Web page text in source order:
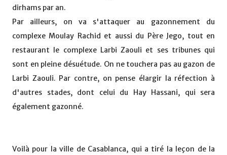
dirhams par an.
Par ailleurs, on va s'attaquer au gazonnement du
complexe Moulay Rachid et aussi du Père Jego, tout en
restaurant le complexe Larbi Zaouli et ses tribunes qui
sont en pleine désuétude. On ne touchera pas au gazon de
Larbi Zaouli. Par contre, on pense élargir la réfection à
d'autres stades, dont celui du Hay Hassani, qui sera
également gazonné.
Voilà pour la ville de Casablanca, qui a tiré la leçon de la